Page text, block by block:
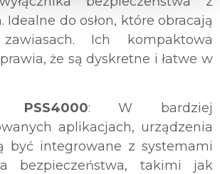
Idealne do osłon, które obracają
Ich kompaktowa
że są dyskretne i łatwe w
PSS4000: W bardziej
aplikacjach, urządzenia
być integrowane z systemami
bezpieczeństwa, takimi jak